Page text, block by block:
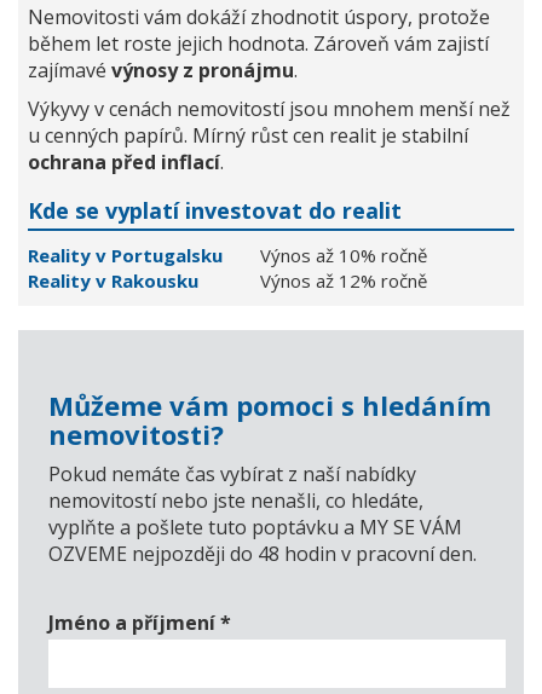
Nemovitosti vám dokáží zhodnotit úspory, protože
během let roste jejich hodnota. Zároveň vám zajistí
zajímavé výnosy z pronájmu.
Výkyvy v cenách nemovitostí jsou mnohem menší než
u cenných papírů. Mírný růst cen realit je stabilní
ochrana před inflací.
Kde se vyplatí investovat do realit
Reality v Portugalsku
Výnos až 10% ročně
Reality v Rakousku
Výnos až 12% ročně
Můžeme vám pomoci s hledáním
nemovitosti?
Pokud nemáte čas vybírat z naší nabídky
nemovitostí nebo jste nenašli, co hledáte,
vyplňte a pošlete tuto poptávku a MY SE VÁM
OZVEME nejpozději do 48 hodin v pracovní den.
Jméno a příjmení*